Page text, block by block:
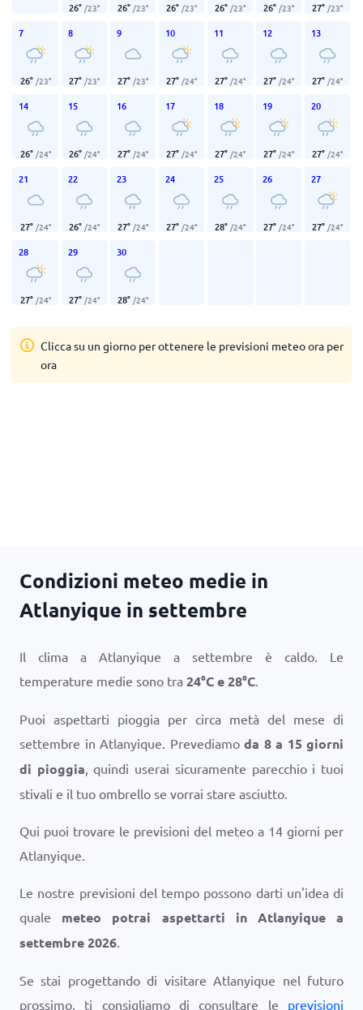
26° /23° 26° /23° 26° /23° 26° /23° 26° /23° 27° /23°
7
26° /23°
8
27° /23°
9
27° /23°
10
27° /24°
11
27° /24°
12
27° /24°
13
27° /24°
14
26° /24°
15
26° /24°
16
27° /24°
17
27° /24°
18
27° /24°
19
27° /24°
20
27° /24°
21
27° /24°
22
26° /24°
23
27° /24°
24
27° /24°
25
28° /24°
26
27° /24°
27
27° /24°
28
27° /24°
29
27° /24°
30
28° /24°
Clicca su un giorno per ottenere le previsioni meteo ora per
ora
Condizioni meteo medie in
Atlanyique in settembre
Il clima a Atlanyique a settembre è caldo. Le
temperature medie sono tra 24°Ce28°C.
Puoi aspettarti pioggia per circa metà del mese di
settembre in Atlanyique. Prevediamo da 8 a 15 giorni
di pioggia, quindi userai sicuramente parecchio i tuoi
stivali e il tuo ombrello se vorrai stare asciutto.
Qui puoi trovare le previsioni del meteo a 14 giorni per
Atlanyique.
Le nostre previsioni del tempo possono darti un'idea di
quale meteo potrai aspettarti in Atlanyique a
settembre 2026.
Se stai progettando di visitare Atlanyique nel futuro
prossimo, ti consigliamo di consultare le previsioni